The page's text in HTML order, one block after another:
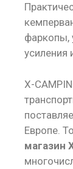
фаркопы,
усиления
X-
Европе.
магазин